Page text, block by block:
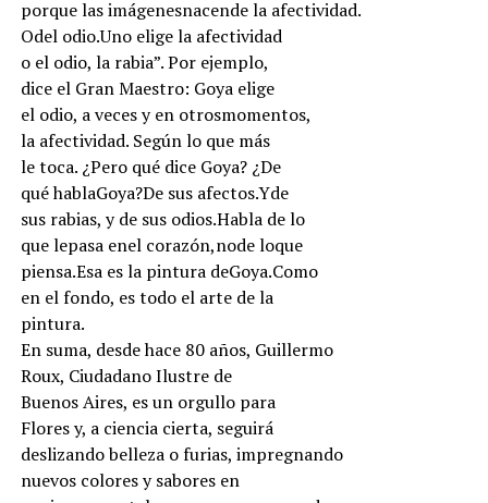
porque las imágenesnacende la afectividad.
Odel odio.Uno elige la afectividad
o el odio, la rabia”. Por ejemplo,
dice el Gran Maestro: Goya elige
el odio, a veces y en otrosmomentos,
la afectividad. Según lo que más
le toca. ¿Pero qué dice Goya? ¿De
qué hablaGoya?De sus afectos.Yde
sus rabias, y de sus odios.Habla de lo
que lepasa enel corazón,node loque
piensa.Esa es la pintura deGoya.Como
en el fondo, es todo el arte de la
pintura.
En suma, desde hace 80 años, Guillermo
Roux, Ciudadano Ilustre de
Buenos Aires, es un orgullo para
Flores y, a ciencia cierta, seguirá
deslizando belleza o furias, impregnando
nuevos colores y sabores en